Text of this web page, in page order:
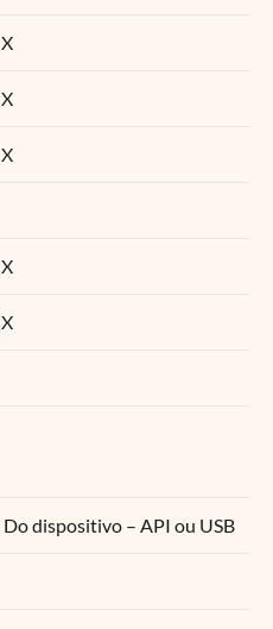
X
X
X
X
X
Do dispositivo – API ou USB